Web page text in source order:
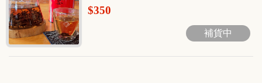
$350
補貨中